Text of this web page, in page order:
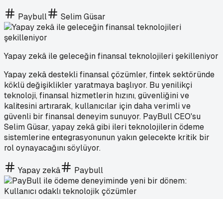
Paybull Selim Güsar
Yapay zekâ ile geleceğin finansal teknolojileri şekilleniyor
Yapay zekâ destekli finansal çözümler, fintek sektöründe
köklü değişiklikler yaratmaya başlıyor. Bu yenilikçi
teknoloji, finansal hizmetlerin hızını, güvenliğini ve
kalitesini artırarak, kullanıcılar için daha verimli ve
güvenli bir finansal deneyim sunuyor. PayBull CEO'su
Selim Güsar, yapay zekâ gibi ileri teknolojilerin ödeme
sistemlerine entegrasyonunun yakın gelecekte kritik bir
rol oynayacağını söylüyor.
Yapay zekâ Paybull